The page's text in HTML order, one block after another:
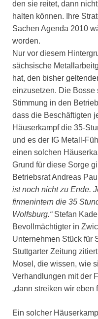
den sie reitet, dann
halten können. Ihre
Sachen Agenda 2010
worden.
Nur vor diesem
sächsische
hat, den bisher
einzusetzen. Die Bosse
Stimmung in den
dass die Beschäftigten
Häuserkampf die 35-
und es der IG Metall-
einen solchen
Grund für diese Sorge
Betriebsrat Andreas
ist noch nicht zu Ende.
firmenintern die 35
Wolfsburg.“Stefan
Bevollmächtigter in
Unternehmen Stück für
Stuttgarter Zeitung
Mosel, die wissen, wie
Verhandlungen mit der
„dann streiken wir eben
Ein solcher